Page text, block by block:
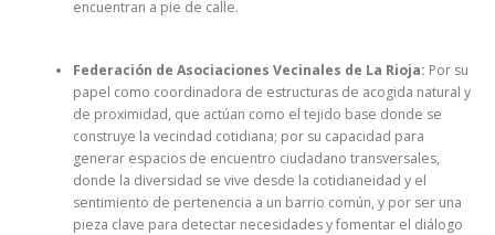
encuentran a pie de calle.
Federación de Asociaciones Vecinales de La Rioja: Por su
papel como coordinadora de estructuras de acogida natural y
de proximidad, que actúan como el tejido base donde se
construye la vecindad cotidiana; por su capacidad para
generar espacios de encuentro ciudadano transversales,
donde la diversidad se vive desde la cotidianeidad y el
sentimiento de pertenencia a un barrio común, y por ser una
pieza clave para detectar necesidades y fomentar el diálogo